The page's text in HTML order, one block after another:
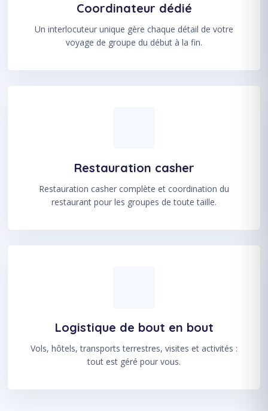
Coordinateur dédié
Un interlocuteur unique gère chaque détail de votre
voyage de groupe du début à la fin.
Restauration casher
Restauration casher complète et coordination du
restaurant pour les groupes de toute taille.
Logistique de bout en bout
Vols, hôtels, transports terrestres, visites et activités :
tout est géré pour vous.